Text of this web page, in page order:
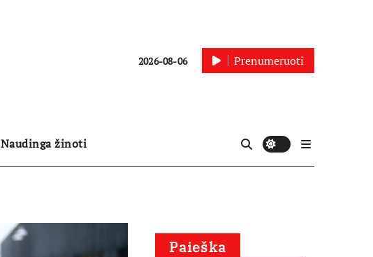
2026-08-06 Prenumeruoti
Naudinga žinoti
Paieška